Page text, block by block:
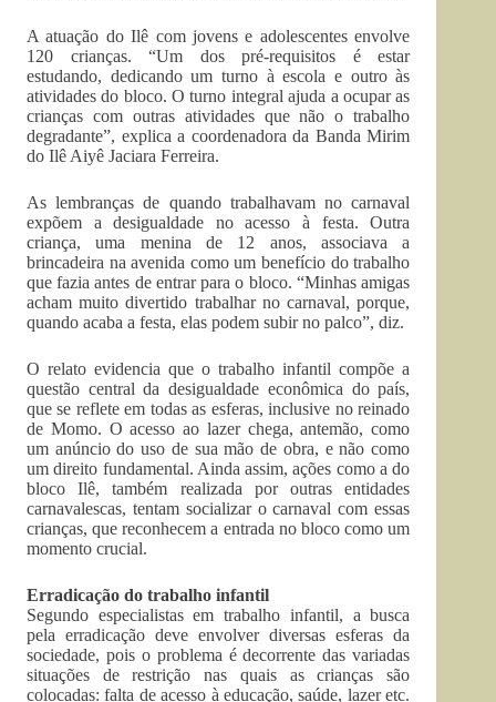
A atuação do Ilê com jovens e adolescentes envolve
120 crianças. “Um dos pré-requisitos é estar
estudando, dedicando um turno à escola e outro às
atividades do bloco. O turno integral ajuda a ocupar as
crianças com outras atividades que não o trabalho
degradante”, explica a coordenadora da Banda Mirim
do Ilê Aiyê Jaciara Ferreira.
As lembranças de quando trabalhavam no carnaval
expõem a desigualdade no acesso à festa. Outra
criança, uma menina de 12 anos, associava a
brincadeira na avenida como um benefício do trabalho
que fazia antes de entrar para o bloco. “Minhas amigas
acham muito divertido trabalhar no carnaval, porque,
quando acaba a festa, elas podem subir no palco”, diz.
O relato evidencia que o trabalho infantil compõe a
questão central da desigualdade econômica do país,
que se reflete em todas as esferas, inclusive no reinado
de Momo. O acesso ao lazer chega, antemão, como
um anúncio do uso de sua mão de obra, e não como
um direito fundamental. Ainda assim, ações como a do
bloco Ilê, também realizada por outras entidades
carnavalescas, tentam socializar o carnaval com essas
crianças, que reconhecem a entrada no bloco como um
momento crucial.
Erradicação do trabalho infantil
Segundo especialistas em trabalho infantil, a busca
pela erradicação deve envolver diversas esferas da
sociedade, pois o problema é decorrente das variadas
situações de restrição nas quais as crianças são
colocadas: falta de acesso à educação, saúde, lazer etc.